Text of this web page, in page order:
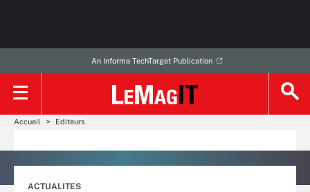
An Informa TechTarget Publication
Accueil Editeurs
ACTUALITES